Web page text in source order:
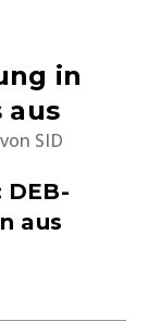
in
aus
von SID
DEB-
aus